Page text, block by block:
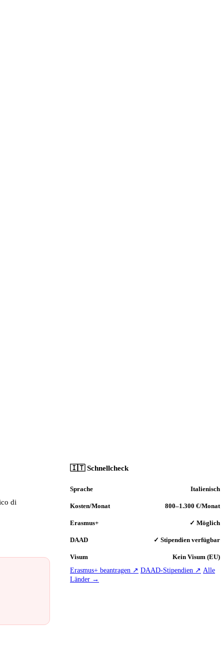
di
🇮🇹 Schnellcheck
Sprache Italienisch
Kosten/Monat 800–1.300 €/Monat
Erasmus+ ✓ Möglich
DAAD ✓ Stipendien verfügbar
Visum
Kein Visum (EU)
Erasmus+ beantragen ↗ DAAD-Stipendien ↗ Alle
Länder →